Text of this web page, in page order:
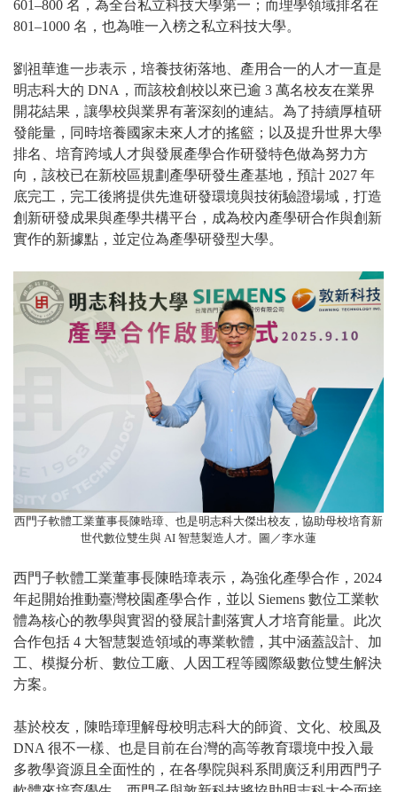
601–800 名，為全台私立科技大學第一；而理學領域排名在
801–1000 名，也為唯一入榜之私立科技大學。
劉祖華進一步表示，培養技術落地、產用合一的人才一直是
明志科大的 DNA，而該校創校以來已逾 3 萬名校友在業界
開花結果，讓學校與業界有著深刻的連結。為了持續厚植研
發能量，同時培養國家未來人才的搖籃；以及提升世界大學
排名、培育跨域人才與發展產學合作研發特色做為努力方
向，該校已在新校區規劃產學研發生產基地，預計 2027 年
底完工，完工後將提供先進研發環境與技術驗證場域，打造
創新研發成果與產學共構平台，成為校內產學研合作與創新
實作的新據點，並定位為產學研發型大學。
西門子軟體工業董事長陳晧璋、也是明志科大傑出校友，協助母校培育新
世代數位雙生與 AI 智慧製造人才。圖／李水蓮
西門子軟體工業董事長陳晧璋表示，為強化產學合作，2024
年起開始推動臺灣校園產學合作，並以 Siemens 數位工業軟
體為核心的教學與實習的發展計劃落實人才培育能量。此次
合作包括 4 大智慧製造領域的專業軟體，其中涵蓋設計、加
工、模擬分析、數位工廠、人因工程等國際級數位雙生解決
方案。
基於校友，陳晧璋理解母校明志科大的師資、文化、校風及
DNA 很不一樣、也是目前在台灣的高等教育環境中投入最
多教學資源且全面性的，在各學院與科系間廣泛利用西門子